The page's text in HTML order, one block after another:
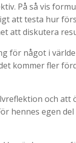
På så vis
att testa hur
att diskutera
för något i
kommer fler
och att
hennes egen